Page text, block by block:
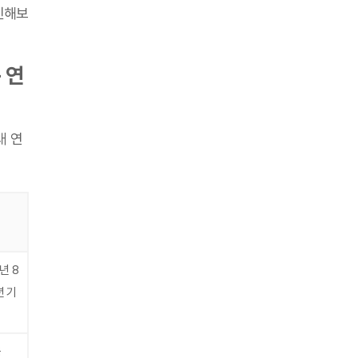
해보
연
연
8